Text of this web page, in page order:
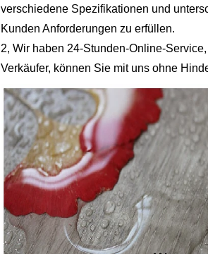
verschiedene Spezifikationen und
Kunden Anforderungen zu erfüllen.
2, Wir haben 24-Stunden-Online-
Verkäufer, können Sie mit uns ohne